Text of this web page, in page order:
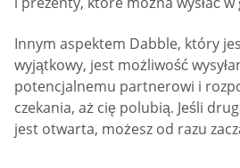
Innym aspektem Dabble, który
wyjątkowy, jest możliwość
potencjalnemu partnerowi i
czekania, aż cię polubią. Jeśli
jest otwarta, możesz od razu